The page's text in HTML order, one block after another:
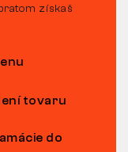
získaš
tovaru
do